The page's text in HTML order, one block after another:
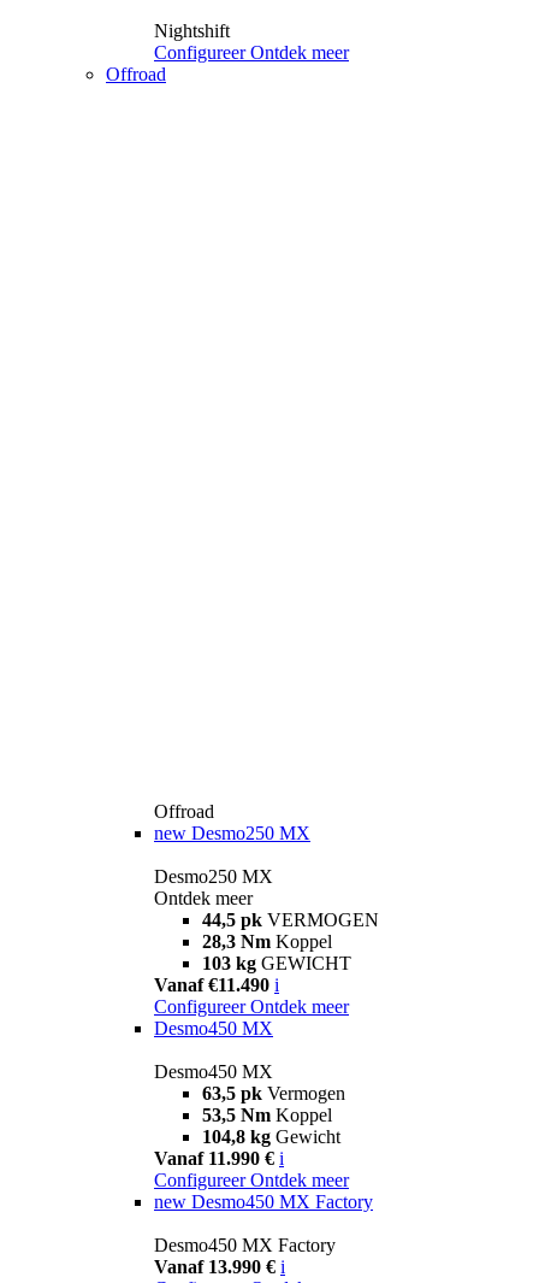
Nightshift
Configureer Ontdek meer
Offroad
Offroad
new Desmo250 MX
Desmo250 MX
Ontdek meer
44,5 pk VERMOGEN
28,3 Nm Koppel
103 kg GEWICHT
Vanaf €11.490 i
Configureer Ontdek meer
Desmo450 MX
Desmo450 MX
63,5 pk Vermogen
53,5 Nm Koppel
104,8 kg Gewicht
Vanaf 11.990 € i
Configureer Ontdek meer
new Desmo450 MX Factory
Desmo450 MX Factory
Vanaf 13.990 € i